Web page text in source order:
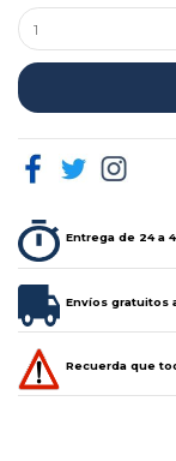
Entrega de 24 a
Envíos gratuitos
Recuerda que